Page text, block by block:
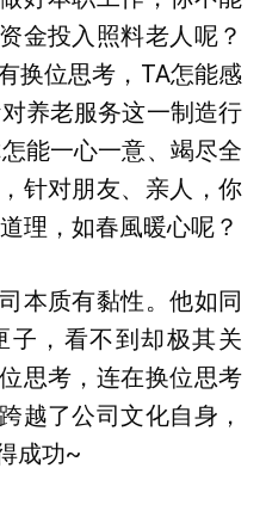
金投入照料老人呢？
换位思考，TA怎能感
养老服务这一制造行
能一心一意、竭尽全
针对朋友、亲人，你
理，如春風暖心呢？
本质有黏性。他如同
子，看不到却极其关
思考，连在换位思考
越了公司文化自身，
成功~